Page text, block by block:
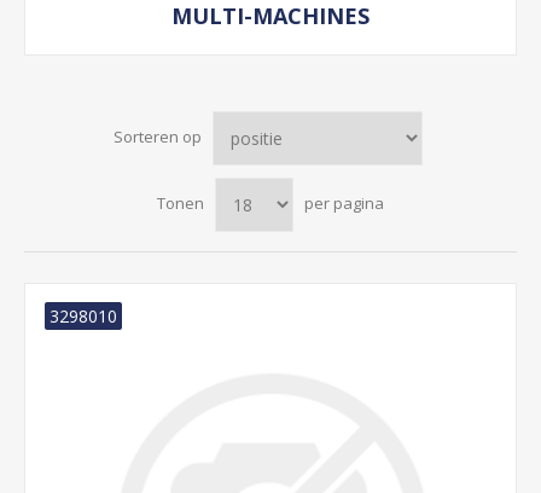
MULTI-MACHINES
Sorteren op
Tonen per pagina
3298010